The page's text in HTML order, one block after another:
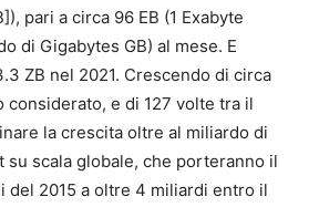
pari a circa 96 EB (1 Exabyte
di Gigabytes GB) al mese. E
ZB nel 2021. Crescendo di circa
e di 127 volte tra il
la crescita oltre al miliardo di
su scala globale, che porteranno il
del 2015 a oltre 4 miliardi entro il